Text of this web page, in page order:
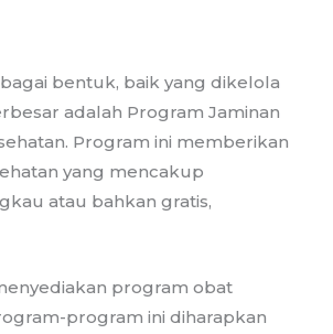
bentuk, baik yang dikelola
adalah Program Jaminan
Program ini memberikan
yang mencakup
atau bahkan gratis,
program obat
program ini diharapkan